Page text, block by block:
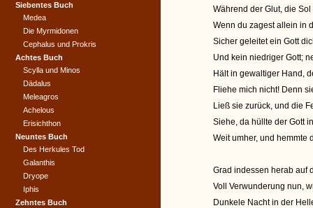
Während der Glut, die
Wenn du zagest allein in
Sicher geleitet ein Gott
Und kein niedriger Gott;
Hält in gewaltiger Hand,
Fliehe mich nicht! Denn
Ließ sie zurück, und die
Siehe, da hüllte der Gott
Weit umher, und hemmte
Grad indessen herab auf
Voll Verwunderung nun,
Dunkele Nacht in der
Siebentes Buch
Medea
Die Myrmidonen
Cephalus und Prokris
Achtes Buch
Scylla und Minos
Dädalus
Meleagros
Achelous
Erisichthon
Neuntes Buch
Des Herkules Tod
Galanthis
Dryope
Iphis
Zehntes Buch